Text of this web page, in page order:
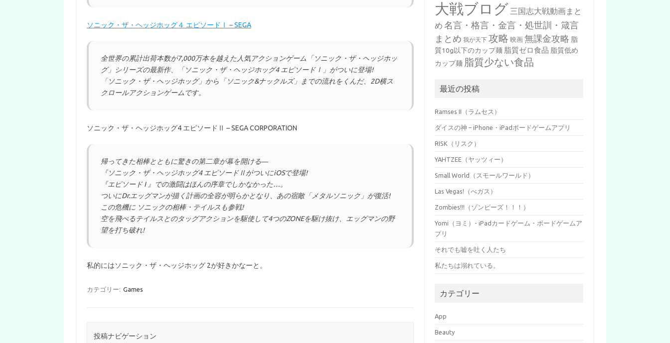
ソニック・ザ・ヘッジホッグ４ エピソードⅠ – SEGA
全世界の累計出荷本数が7,000万本を越えた人気アクションゲーム「ソニック・ザ・ヘッジホッ
グ」シリーズの最新作、「ソニック・ザ・ヘッジホッグ4 エピソードⅠ」がついに登場!
「ソニック・ザ・ヘッジホッグ」から「ソニック&ナックルズ」までの流れをくんだ、2D横ス
クロールアクションゲームです。
ソニック・ザ・ヘッジホッグ4 エピソードⅡ – SEGA CORPORATION
帰ってきた相棒とともに驚きの第二章が幕を開ける―
『ソニック・ザ・ヘッジホッグ4 エピソードⅡがついにiOSで登場!
『エピソード I 』での激闘はほんの序章でしかなかった…。
ついにDr.エッグマンが描く計画の全容が明らかとなり、あの宿敵「メタルソニック」が復活!
この危機に ソニックの相棒・テイルスも参戦!
空を飛べるテイルスとのタッグアクションを駆使して4つのZONEを駆け抜け、エッグマンの野
望を打ち破れ!
私的にはソニック・ザ・ヘッジホッグ 2が好きかなーと。
カテゴリー: Games
投稿ナビゲーション
大戦ブログ 三国志大戦動画まと
め 名言・格言・金言・処世訓・箴言
まとめ 我が天下 攻略 映画 無課金攻略 脂
質10g以下のカップ麺 脂質ゼロ食品 脂質低め
カップ麺 脂質少ない食品
最近の投稿
Ramses II（ラムセス）
ダイスの神 – iPhone・iPadボードゲームアプリ
RISK（リスク）
YAHTZEE（ヤッツィー）
Small World（スモールワールド）
Las Vegas!（べガス）
Zombies!!!（ゾンビーズ！！！）
Yomi（ヨミ）- iPadカードゲーム・ボードゲームア
プリ
それでも嘘を吐く人たち
私たちは溺れている。
カテゴリー
App
Beauty